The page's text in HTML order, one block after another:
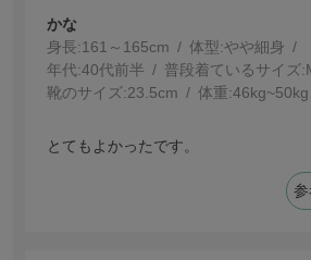
かな
身長:161～165cm 体型:細身
年代:40代前半 普段着ているサイズ:
靴のサイズ:23.5cm 体重:46kg~50kg
とてもよかったです。